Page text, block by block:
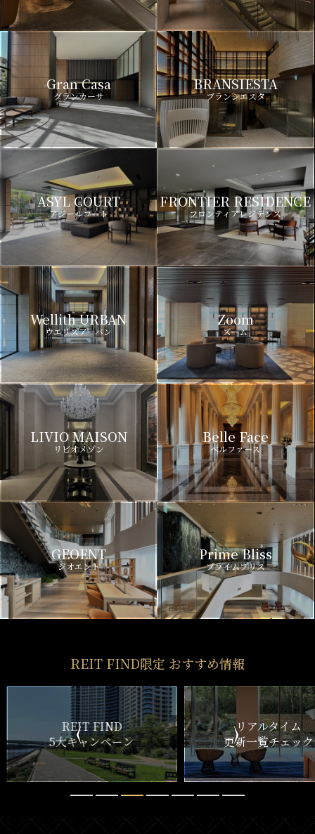
Gran Casa
グランカーサ
BRANSIESTA
ブランシエスタ
ASYL COURT
アジールコート
FRONTIER RESIDENCE
フロンティアレジデンス
Wellith URBAN
ウエリスアーバン
Zoom
ズーム
LIVIO MAISON
リビオメゾン
Belle Face
ベルファース
GEOENT
ジオエント
Prime Bliss
プライムブリス
REIT FIND限定 おすすめ情報
ン
リアルタイム
更新一覧チェック
新